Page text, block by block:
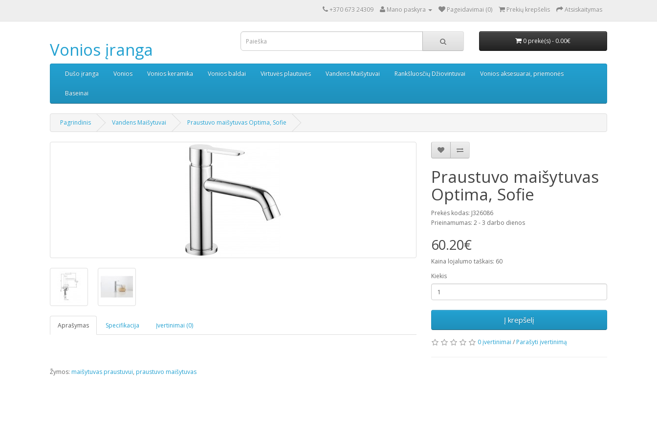
+370 673 24309 Mano paskyra Pageidavimai (0) Prekių krepšelis Atsiskaitymas
Vonios įranga 0 prekė(s) - 0.00€
Dušo įranga Vonios Vonios keramika Vonios baldai Virtuvės plautuvės Vandens Maišytuvai Rankšluosčių Džiovintuvai Vonios aksesuarai, priemonės
Baseinai
Pagrindinis Vandens Maišytuvai Praustuvo maišytuvas Optima, Sofie
Aprašymas Specifikacija Įvertinimai (0)
Praustuvo maišytuvas
Optima, Sofie
Prekės kodas: J326086
Prieinamumas: 2 - 3 darbo dienos
60.20€
Kaina lojalumo taškais: 60
Kiekis
Į krepšelį
0 įvertinimai / Parašyti įvertinimą
Žymos: maišytuvas praustuvui, praustuvo maišytuvas